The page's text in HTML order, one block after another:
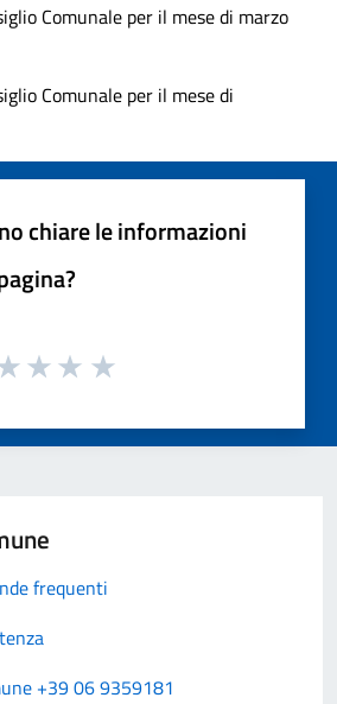
Comunale per il mese di marzo
Comunale per il mese di
chiare le informazioni
frequenti
+39 06 9359181